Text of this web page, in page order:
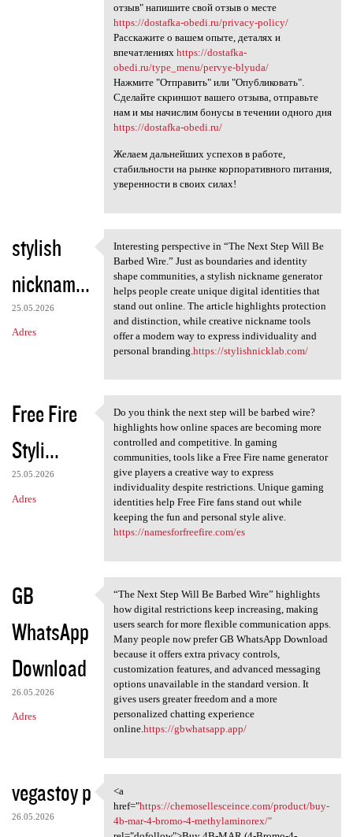
отзыв" напишите свой отзыв о месте
https://dostafka-obedi.ru/privacy-policy/
Расскажите о вашем опыте, деталях и
впечатлениях https://dostafka-
obedi.ru/type_menu/pervye-blyuda/
Нажмите "Отправить" или "Опубликовать".
Сделайте скриншот вашего отзыва, отправьте
нам и мы начислим бонусы в течении одного дня
https://dostafka-obedi.ru/
Желаем дальнейших успехов в работе,
стабильности на рынке корпоративного питания,
уверенности в своих силах!
stylish
nicknam...
25.05.2026
Adres
Interesting perspective in
Interesting perspective in “The Next Step Will Be
Barbed Wire.” Just as boundaries and identity
shape communities, a stylish nickname generator
helps people create unique digital identities that
stand out online. The article highlights protection
and distinction, while creative nickname tools
offer a modern way to express individuality and
personal branding. https://stylishnicklab.com/
Free Fire
Styli...
25.05.2026
Adres
Do you think the next step
Do you think the next step will be barbed wire?
highlights how online spaces are becoming more
controlled and competitive. In gaming
communities, tools like a Free Fire name generator
give players a creative way to express
individuality despite restrictions. Unique gaming
identities help Free Fire fans stand out while
keeping the fun and personal style alive.
https://namesforfreefire.com/es
GB
WhatsApp
Download
26.05.2026
Adres
“The Next Step Will Be Barbed
“The Next Step Will Be Barbed Wire” highlights
how digital restrictions keep increasing, making
users search for more flexible communication apps.
Many people now prefer GB WhatsApp Download
because it offers extra privacy controls,
customization features, and advanced messaging
options unavailable in the standard version. It
gives users greater freedom and a more
personalized chatting experience
online.https://gbwhatsapp.app/
vegastoy p
26.05.2026
<a href="https:/
<a
href="https://chemosellesceince.com/product/buy-
4b-mar-4-bromo-4-methylaminorex/"